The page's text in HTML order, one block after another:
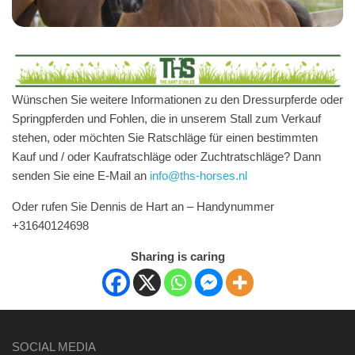
Wünschen Sie weitere Informationen zu den Dressurpferde oder
Springpferden und Fohlen, die in unserem Stall zum Verkauf
stehen, oder möchten Sie Ratschläge für einen bestimmten
Kauf und / oder Kaufratschläge oder Zuchtratschläge? Dann
senden Sie eine E-Mail an info@ths-horses.nl
Oder rufen Sie Dennis de Hart an – Handynummer
+31640124698
Sharing is caring
SOCIAL MEDIA